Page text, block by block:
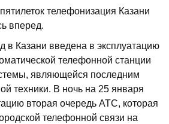
телефонизация Казани
вперед.
в Казани введена в эксплуатацию
телефонной станции
являющейся последним
техники. В ночь на 25 января
вторая очередь АТС, которая
телефонной связи на